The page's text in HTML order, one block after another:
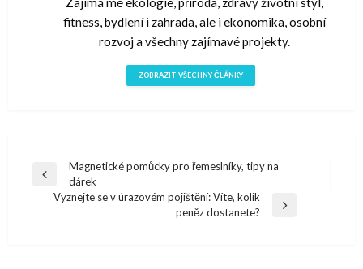
fitness, bydlení i zahrada, ale i ekonomika, osobní
rozvoj a všechny zajímavé projekty.
ZOBRAZIT VŠECHNY ČLÁNKY
Navigace
pro
Předchazí
článek
Magnetické pomůcky pro řemeslníky, tipy na
dárek
Vyznejte se v úrazovém pojištění: Víte, kolik
peněz dostanete?